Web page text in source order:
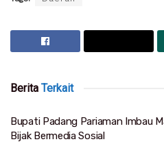
Berita Terkait
Bupati Padang Pariaman Imbau
Bijak Bermedia Sosial